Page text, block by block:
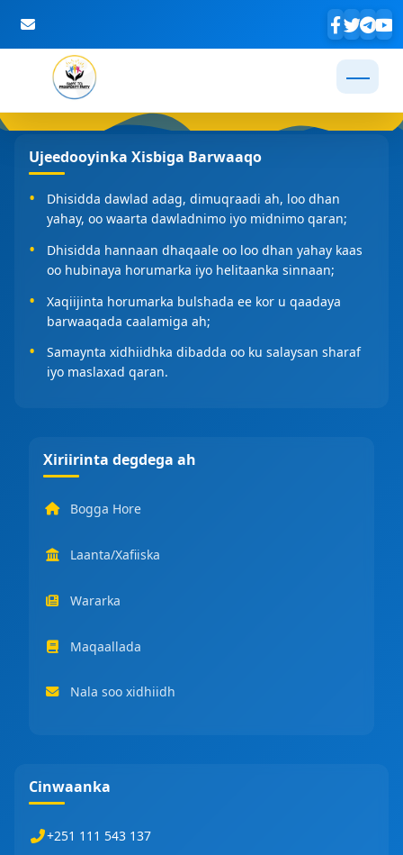
Skip to Main Content
Ujeedooyinka Xisbiga Barwaaqo
Dhisidda dawlad adag, dimuqraadi ah, loo dhan
yahay, oo waarta dawladnimo iyo midnimo qaran;
Dhisidda hannaan dhaqaale oo loo dhan yahay kaas
oo hubinaya horumarka iyo helitaanka sinnaan;
Xaqiijinta horumarka bulshada ee kor u qaadaya
barwaaqada caalamiga ah;
Samaynta xidhiidhka dibadda oo ku salaysan sharaf
iyo maslaxad qaran.
Xiriirinta degdega ah
Bogga Hore
Laanta/Xafiiska
Wararka
Maqaallada
Nala soo xidhiidh
Cinwaanka
+251 111 543 137